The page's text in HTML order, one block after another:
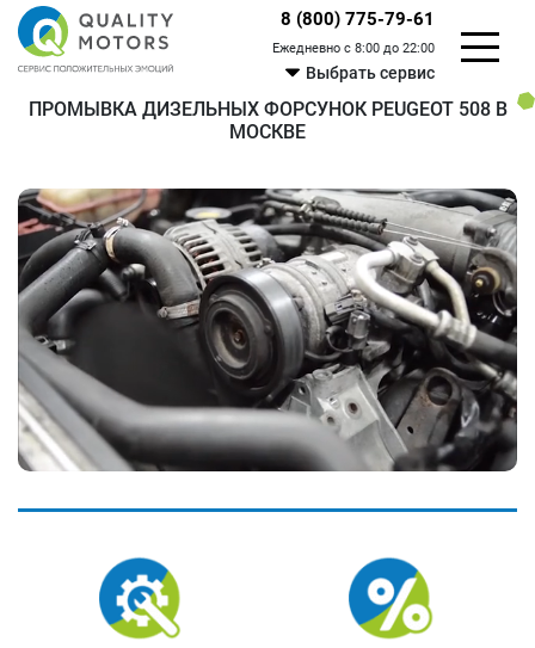
8 (800) 775-79-61
Ежедневно с 8:00 до 22:00
Выбрать сервис
ПРОМЫВКА ДИЗЕЛЬНЫХ ФОРСУНОК PEUGEOT 508 В
МОСКВЕ